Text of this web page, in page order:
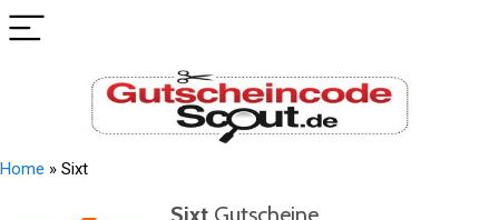
Home » Sixt
SixtGutscheine